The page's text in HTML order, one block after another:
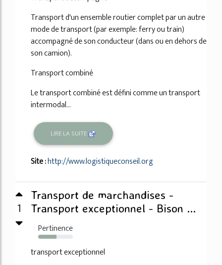
Transport d'un ensemble routier complet par un autre
mode de transport (par exemple: ferry ou train)
accompagné de son conducteur (dans ou en dehors de
son camion).
Transport combiné
Le transport combiné est défini comme un transport
intermodal...
LIRE LA SUITE
Site :http://www.logistiqueconseil.org
1
Transport de marchandises -
Transport exceptionnel - Bison ...
Pertinence
53%
transport exceptionnel